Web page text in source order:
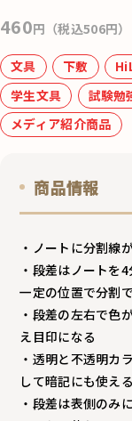
460円（税込506円）
文具 下敷
学生文具
試験勉
メディア紹介商品
商品情報
・ノートに分割線
・段差はノートを
一定の位置で分割
・段差の左右で色
え目印になる
・透明と不透明カ
して暗記にも使える
・段差は表側のみ